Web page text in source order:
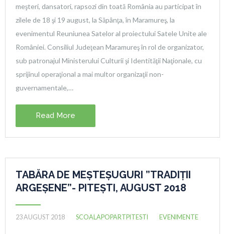
meşteri, dansatori, rapsozi din toată România au participat în
zilele de 18 şi 19 august, la Săpânţa, în Maramureş, la
evenimentul Reuniunea Satelor al proiectului Satele Unite ale
României. Consiliul Judeţean Maramureş în rol de organizator,
sub patronajul Ministerului Culturii şi Identităţii Naţionale, cu
sprijinul operaţional a mai multor organizaţii non-
guvernamentale,…
Read More
TABĂRA DE MEȘTEȘUGURI ”TRADIȚII
ARGEȘENE”- PITEȘTI, AUGUST 2018
23 AUGUST 2018 SCOALAPOPARTPITESTI EVENIMENTE